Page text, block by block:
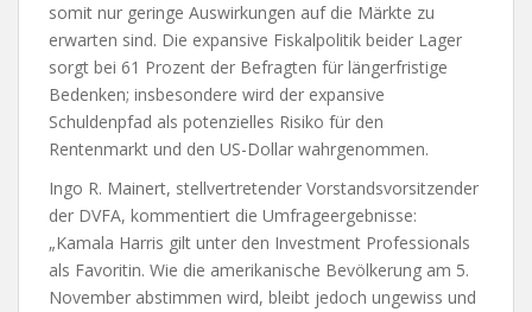
somit nur geringe Auswirkungen auf die Märkte zu
erwarten sind. Die expansive Fiskalpolitik beider Lager
sorgt bei 61 Prozent der Befragten für längerfristige
Bedenken; insbesondere wird der expansive
Schuldenpfad als potenzielles Risiko für den
Rentenmarkt und den US-Dollar wahrgenommen.
Ingo R. Mainert, stellvertretender Vorstandsvorsitzender
der DVFA, kommentiert die Umfrageergebnisse:
„Kamala Harris gilt unter den Investment Professionals
als Favoritin. Wie die amerikanische Bevölkerung am 5.
November abstimmen wird, bleibt jedoch ungewiss und